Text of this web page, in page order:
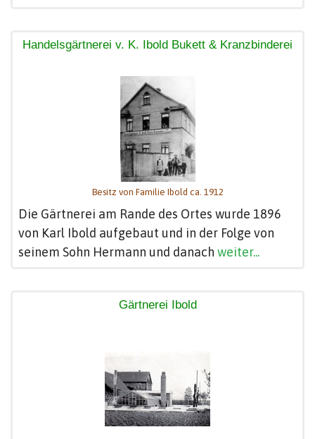
Handelsgärtnerei v. K. Ibold Bukett & Kranzbinderei
Besitz von Familie Ibold ca. 1912
Die Gärtnerei am Rande des Ortes wurde 1896
von Karl Ibold aufgebaut und in der Folge von
seinem Sohn Hermann und danach weiter...
Gärtnerei Ibold